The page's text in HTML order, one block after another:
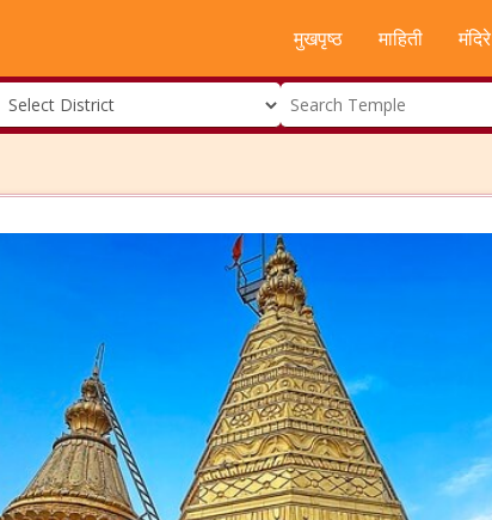
मुखपृष्ठ माहिती मंदिरे